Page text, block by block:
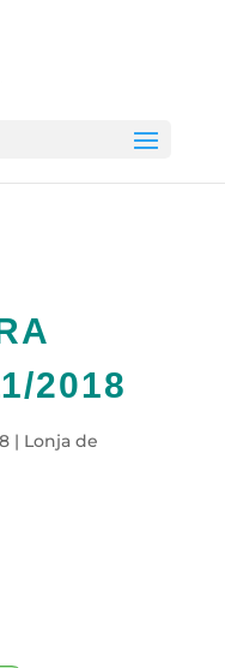
2018
| Lonja de